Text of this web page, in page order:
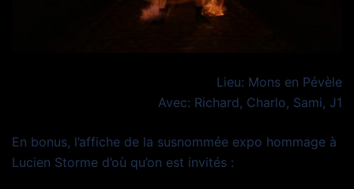
Lieu: Mons en Pévèle
Avec: Richard, Charlo, Sami, J1
En bonus, l’affiche de la susnommée expo hommage à
Lucien Storme d’où qu’on est invités :